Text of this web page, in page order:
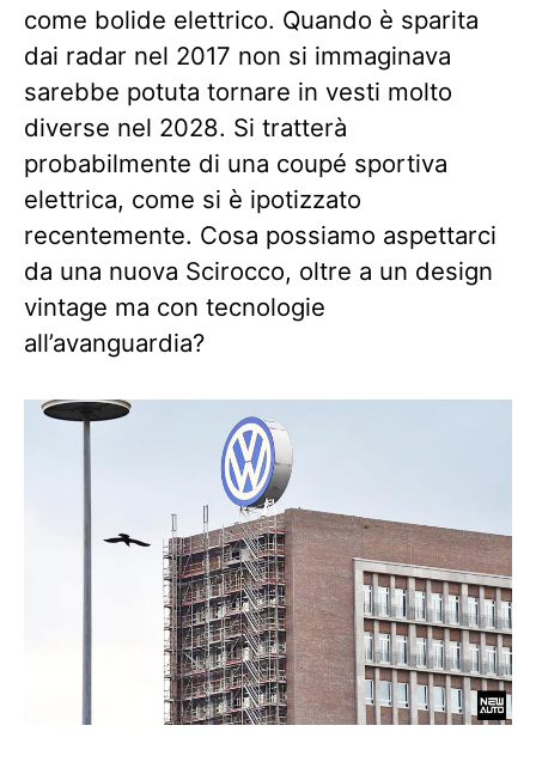
come bolide elettrico. Quando è sparita
dai radar nel 2017 non si immaginava
sarebbe potuta tornare in vesti molto
diverse nel 2028. Si tratterà
probabilmente di una coupé sportiva
elettrica, come si è ipotizzato
recentemente. Cosa possiamo aspettarci
da una nuova Scirocco, oltre a un design
vintage ma con tecnologie
all’avanguardia?